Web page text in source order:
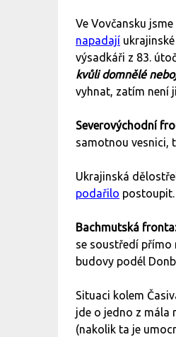
Ve Vovčansku
napadají
výsadkáři z 83.
kvůli domnělé
vyhnat, zatím není
Severovýchodní
samotnou vesnici,
Ukrajinská
podařilo postoupit.
Bachmutská
se soustředí přímo
budovy podél
Situaci kolem
jde o jedno z mála
(nakolik ta je